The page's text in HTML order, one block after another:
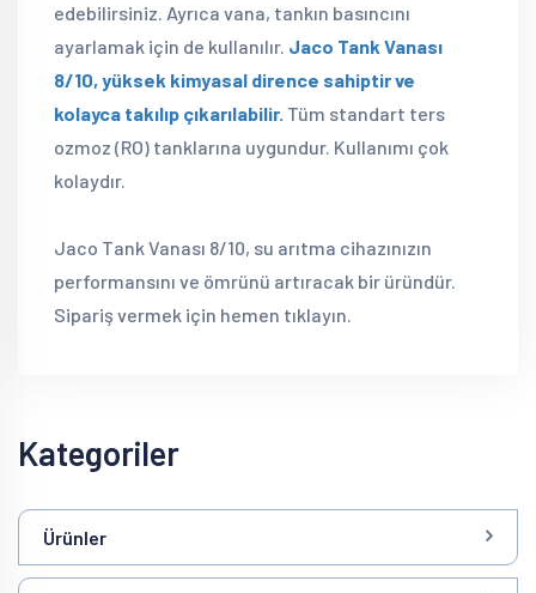
edebilirsiniz. Ayrıca vana, tankın basıncını
ayarlamak için de kullanılır. Jaco Tank Vanası
8/10, yüksek kimyasal dirence sahiptir ve
kolayca takılıp çıkarılabilir. Tüm standart ters
ozmoz (RO) tanklarına uygundur. Kullanımı çok
kolaydır.
Jaco Tank Vanası 8/10, su arıtma cihazınızın
performansını ve ömrünü artıracak bir üründür.
Sipariş vermek için hemen tıklayın.
Kategoriler
Ürünler